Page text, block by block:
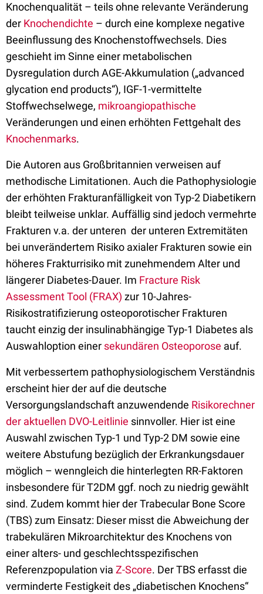
Knochenqualität – teils ohne relevante Veränderung
der Knochendichte – durch eine komplexe negative
Beeinflussung des Knochenstoffwechsels. Dies
geschieht im Sinne einer metabolischen
Dysregulation durch AGE-Akkumulation („advanced
glycation end products“), IGF-1-vermittelte
Stoffwechselwege, mikroangiopathische
Veränderungen und einen erhöhten Fettgehalt des
Knochenmarks.
Die Autoren aus Großbritannien verweisen auf
methodische Limitationen. Auch die Pathophysiologie
der erhöhten Frakturanfälligkeit von Typ-2 Diabetikern
bleibt teilweise unklar. Auffällig sind jedoch vermehrte
Frakturen v.a. der unteren der unteren Extremitäten
bei unverändertem Risiko axialer Frakturen sowie ein
höheres Frakturrisiko mit zunehmendem Alter und
längerer Diabetes-Dauer. Im Fracture Risk
Assessment Tool (FRAX) zur 10-Jahres-
Risikostratifizierung osteoporotischer Frakturen
taucht einzig der insulinabhängige Typ-1 Diabetes als
Auswahloption einer sekundären Osteoporose auf.
Mit verbessertem pathophysiologischem Verständnis
erscheint hier der auf die deutsche
Versorgungslandschaft anzuwendende Risikorechner
der aktuellen DVO-Leitlinie sinnvoller. Hier ist eine
Auswahl zwischen Typ-1 und Typ-2 DM sowie eine
weitere Abstufung bezüglich der Erkrankungsdauer
möglich – wenngleich die hinterlegten RR-Faktoren
insbesondere für T2DM ggf. noch zu niedrig gewählt
sind. Zudem kommt hier der Trabecular Bone Score
(TBS) zum Einsatz: Dieser misst die Abweichung der
trabekulären Mikroarchitektur des Knochens von
einer alters- und geschlechtsspezifischen
Referenzpopulation via Z-Score. Der TBS erfasst die
verminderte Festigkeit des „diabetischen Knochens“